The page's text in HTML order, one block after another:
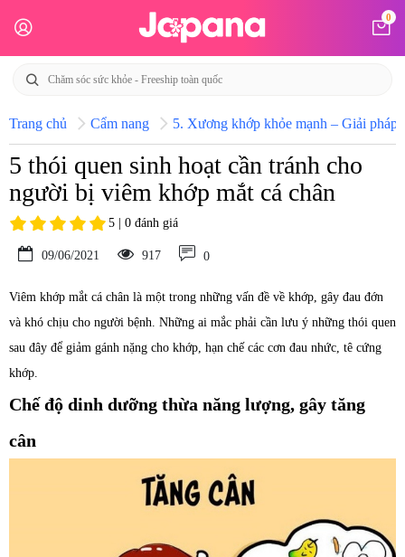
0
Trang chủ Cẩm nang 5. Xương khớp khỏe mạnh – Giải pháp
5 thói quen sinh hoạt cần tránh cho
người bị viêm khớp mắt cá chân
5 | 0 đánh giá
09/06/2021 917 0
Viêm khớp mắt cá chân là một trong những vấn đề về khớp, gây đau đớn
và khó chịu cho người bệnh. Những ai mắc phải cần lưu ý những thói quen
sau đây để giảm gánh nặng cho khớp, hạn chế các cơn đau nhức, tê cứng
khớp.
Chế độ dinh dưỡng thừa năng lượng, gây tăng
cân